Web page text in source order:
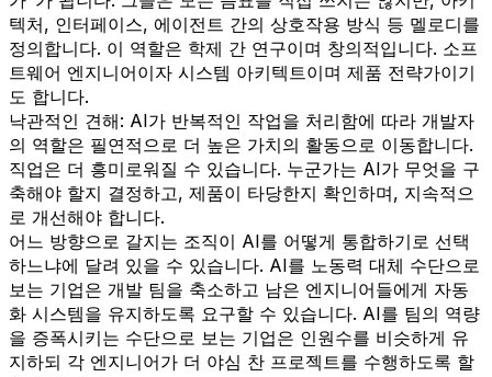
텍처, 인터페이스, 에이전트 간의 상호작용 방식 등 멜로디를
정의합니다. 이 역할은 학제 간 연구이며 창의적입니다. 소프
트웨어 엔지니어이자 시스템 아키텍트이며 제품 전략가이기
도 합니다.
낙관적인 견해: AI가 반복적인 작업을 처리함에 따라 개발자
의 역할은 필연적으로 더 높은 가치의 활동으로 이동합니다.
직업은 더 흥미로워질 수 있습니다. 누군가는 AI가 무엇을 구
축해야 할지 결정하고, 제품이 타당한지 확인하며, 지속적으
로 개선해야 합니다.
어느 방향으로 갈지는 조직이 AI를 어떻게 통합하기로 선택
하느냐에 달려 있을 수 있습니다. AI를 노동력 대체 수단으로
보는 기업은 개발 팀을 축소하고 남은 엔지니어들에게 자동
화 시스템을 유지하도록 요구할 수 있습니다. AI를 팀의 역량
을 증폭시키는 수단으로 보는 기업은 인원수를 비슷하게 유
지하되 각 엔지니어가 더 야심 찬 프로젝트를 수행하도록 할